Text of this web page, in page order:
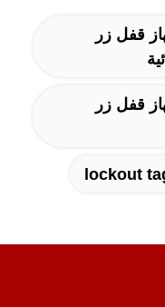
قفل زر
قفل زر
lockout